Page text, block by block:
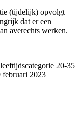
(tijdelijk) opvolgt
dat er een
averechts werken.
20-35
februari 2023